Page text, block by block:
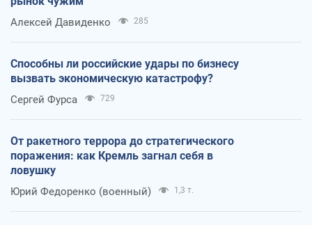
Алексей Давиденко 285
Способны ли российские удары по бизнесу
вызвать экономическую катастрофу?
Сергей Фурса 729
От ракетного террора до стратегического
поражения: как Кремль загнал себя в
ловушку
Юрий Федоренко (военный) 1,3 т.